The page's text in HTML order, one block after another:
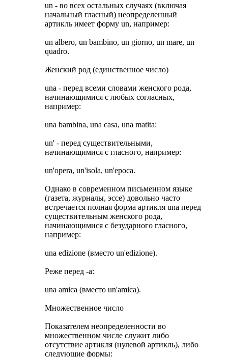
un - во всех остальных случаях (включая
начальный гласный) неопределенный
артикль имеет форму un, например:
un albero, un bambino, un giorno, un mare, un
quadro.
Женский род (единственное число)
una - перед всеми словами женского рода,
начинающимися с любых согласных,
например:
una bambina, una casa, una matita:
un' - перед существительными,
начинающимися с гласного, например:
un'opera, un'isola, un'epoca.
Однако в современном письменном языке
(газета, журналы, эссе) довольно часто
встречается полная форма артикля una перед
существительным женского рода,
начинающимися с безударного гласного,
например:
una edizione (вместо un'edizione).
Реже перед -а:
una amica (вместо un'amica).
Множественное число
Показателем неопределенности во
множественном числе служит либо
отсутствие артикля (нулевой артикль), либо
следующие формы: